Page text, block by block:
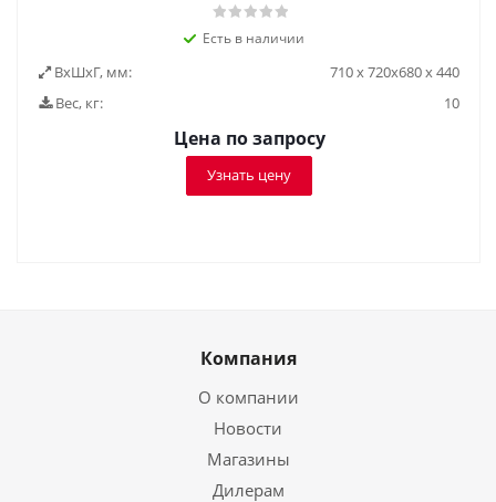
Есть в наличии
ВxШxГ, мм:
710 х 720х680 х 440
Вес, кг:
10
Цена по запросу
Узнать цену
Компания
О компании
Новости
Магазины
Дилерам